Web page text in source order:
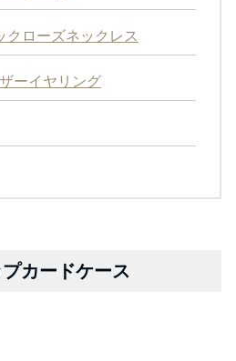
ローズネックレス
ーイヤリング
カードケース